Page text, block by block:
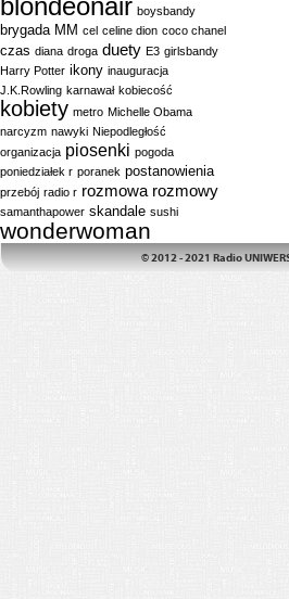
blondeonair boysbandy
brygada MM cel celine dion coco chanel
czas diana droga duety E3 girlsbandy
Harry Potter ikony inauguracja
J.K.Rowling karnawał kobiecość
kobiety metro Michelle Obama
narcyzm nawyki Niepodległość
organizacja piosenki pogoda
poniedziałek r poranek postanowienia
przebój radio r rozmowa rozmowy
samanthapower skandale sushi
wonderwoman
© 2012 - 2021 Radio